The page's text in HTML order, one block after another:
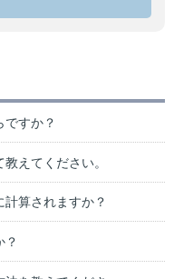
ですか？
えてください。
計算されますか？
？